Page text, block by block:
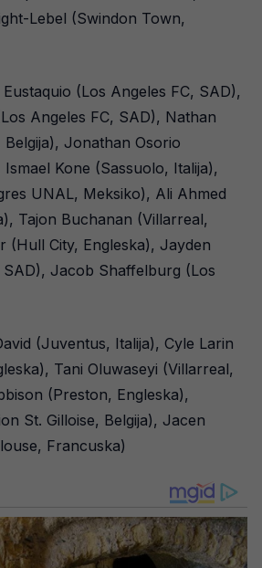
Lebel (Swindon Town,
(Los Angeles FC, SAD),
Angeles FC, SAD), Nathan
Jonathan Osorio
Kone (Sassuolo, Italija),
UNAL, Meksiko), Ali Ahmed
Tajon Buchanan (Villarreal,
(Hull City, Engleska), Jayden
Jacob Shaffelburg (Los
(Juventus, Italija), Cyle Larin
Tani Oluwaseyi (Villarreal,
(Preston, Engleska),
St. Gilloise, Belgija), Jacen
Francuska)